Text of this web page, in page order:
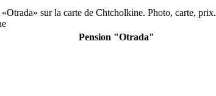
sur la carte de Chtcholkine. Photo, carte, prix.
Pension "Otrada"